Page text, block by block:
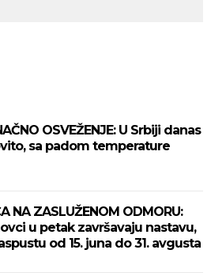
OSVEŽENJE: U Srbiji danas
sa padom temperature
NA ZASLUŽENOM ODMORU:
u petak završavaju nastavu,
od 15. juna do 31. avgusta